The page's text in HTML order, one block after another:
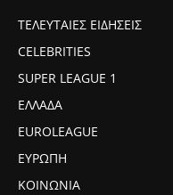
ΤΕΛΕΥΤΑΙΕΣ ΕΙΔΗΣΕΙΣ
CELEBRITIES
SUPER LEAGUE 1
ΕΛΛΑΔΑ
EUROLEAGUE
ΕΥΡΩΠΗ
ΚΟΙΝΩΝΙΑ